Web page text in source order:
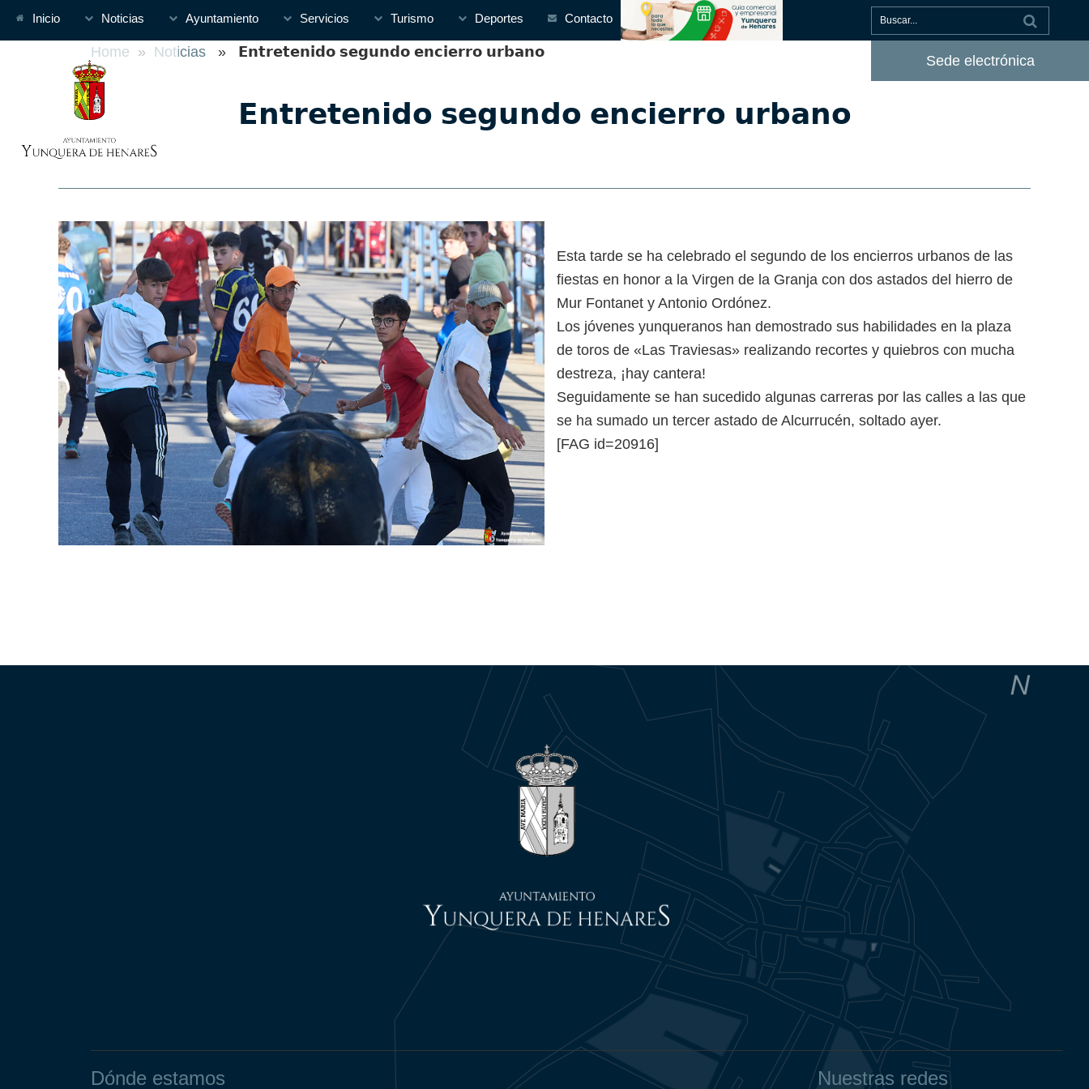
Inicio Noticias Ayuntamiento Servicios Turismo Deportes Contacto
Sede electrónica
Home » Noticias » 𝗘𝗻𝘁𝗿𝗲𝘁𝗲𝗻𝗶𝗱𝗼 𝘀𝗲𝗴𝘂𝗻𝗱𝗼 𝗲𝗻𝗰𝗶𝗲𝗿𝗿𝗼 𝘂𝗿𝗯𝗮𝗻𝗼
𝗘𝗻𝘁𝗿𝗲𝘁𝗲𝗻𝗶𝗱𝗼 𝘀𝗲𝗴𝘂𝗻𝗱𝗼 𝗲𝗻𝗰𝗶𝗲𝗿𝗿𝗼 𝘂𝗿𝗯𝗮𝗻𝗼
Esta tarde se ha celebrado el segundo de los encierros urbanos de las
fiestas en honor a la Virgen de la Granja con dos astados del hierro de
Mur Fontanet y Antonio Ordónez.
Los jóvenes yunqueranos han demostrado sus habilidades en la plaza
de toros de «Las Traviesas» realizando recortes y quiebros con mucha
destreza, ¡hay cantera!
Seguidamente se han sucedido algunas carreras por las calles a las que
se ha sumado un tercer astado de Alcurrucén, soltado ayer.
[FAG id=20916]
Dónde estamos Nuestras redes